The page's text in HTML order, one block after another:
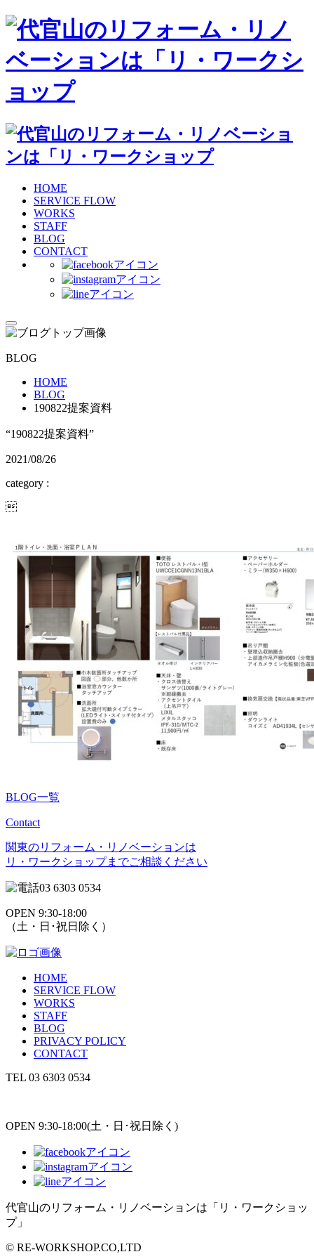
HOME
SERVICE FLOW
WORKS
STAFF
BLOG
CONTACT
BLOG
HOME
BLOG
190822提案資料
“190822提案資料”
2021/08/26
category :

BLOG一覧
Contact
関東のリフォーム・リノベーションは
リ・ワークショップまでご相談ください
03 6303 0534
OPEN 9:30-18:00
（土・日･祝日除く）
HOME
SERVICE FLOW
WORKS
STAFF
BLOG
PRIVACY POLICY
CONTACT
TEL 03 6303 0534
OPEN 9:30-18:00(土・日･祝日除く)
代官山のリフォーム・リノベーションは「リ・ワークショッ
プ」
© RE-WORKSHOP.CO,LTD